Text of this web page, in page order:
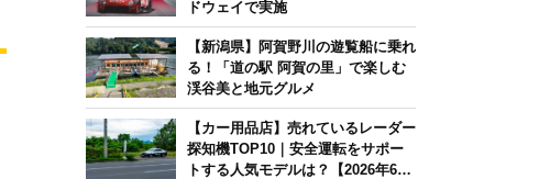
ドウェイで実施
【新潟県】阿賀野川の遊覧船に乗れ
る！「道の駅 阿賀の里」で楽しむ
渓谷美と地元グルメ
【カー用品店】売れているレーダー
探知機TOP10｜安全運転をサポー
トする人気モデルは？【2026年6月